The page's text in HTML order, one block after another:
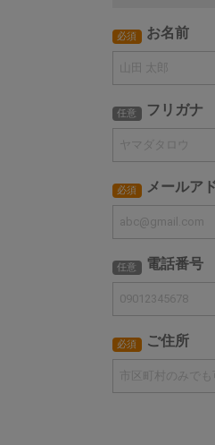
お名前
必須
フリガナ
任意
メールア
必須
電話番号
任意
ご住所
必須